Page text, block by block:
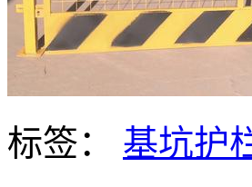
标签： 基坑护